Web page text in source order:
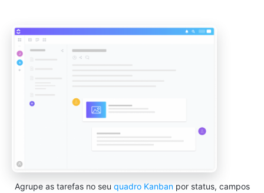
Agrupe as tarefas no seu quadro Kanbanpor status, campos